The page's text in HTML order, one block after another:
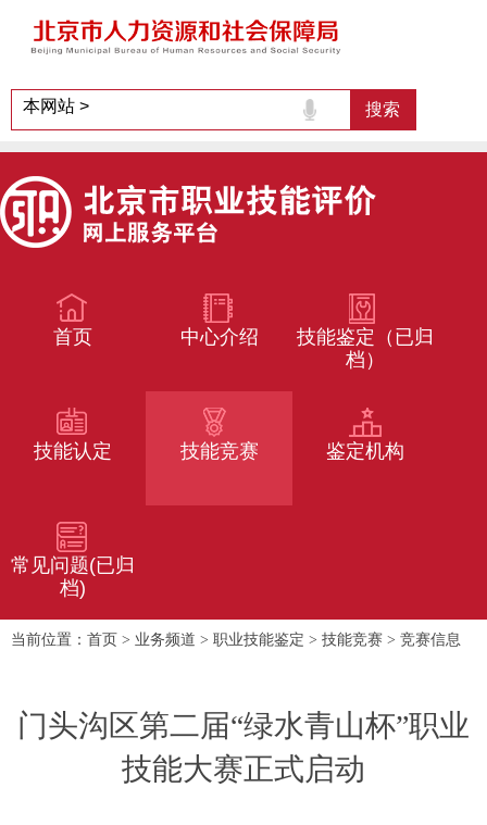
首页 中心介绍
技能鉴定（已归
档）
技能认定 技能竞赛 鉴定机构
常见问题(已归
档)
当前位置： 首页 > 业务频道 > 职业技能鉴定 > 技能竞赛 > 竞赛信息
门头沟区第二届“绿水青山杯”职业
技能大赛正式启动